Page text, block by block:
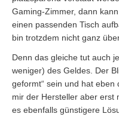
Gaming-Zimmer, dann
einen passenden Tisch
bin trotzdem nicht ganz
Denn das gleiche tut auch
weniger) des Geldes. Der
geformt“ sein und hat
mir der Hersteller aber erst
es ebenfalls günstigere